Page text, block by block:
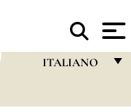
ITALIANO